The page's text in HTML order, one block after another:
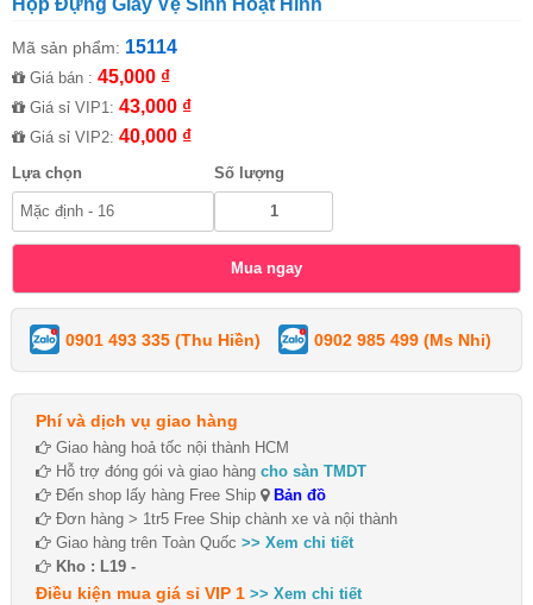
Hộp Đựng Giấy Vệ Sinh Hoạt Hình
Mã sản phẩm: 15114
Giá bán : 45,000 ₫
Giá sỉ VIP1: 43,000 ₫
Giá sỉ VIP2: 40,000 ₫
Lựa chọn Số lượng
0901 493 335 (Thu Hiền) 0902 985 499 (Ms Nhi)
Phí và dịch vụ giao hàng
Giao hàng hoả tốc nội thành HCM
Hỗ trợ đóng gói và giao hàng cho sàn TMDT
Đến shop lấy hàng Free Ship
Bản đồ
Đơn hàng > 1tr5 Free Ship chành xe và nội thành
Giao hàng trên Toàn Quốc >> Xem chi tiết
Kho : L19 -
Điều kiện mua giá sỉ VIP 1 >> Xem chi tiết